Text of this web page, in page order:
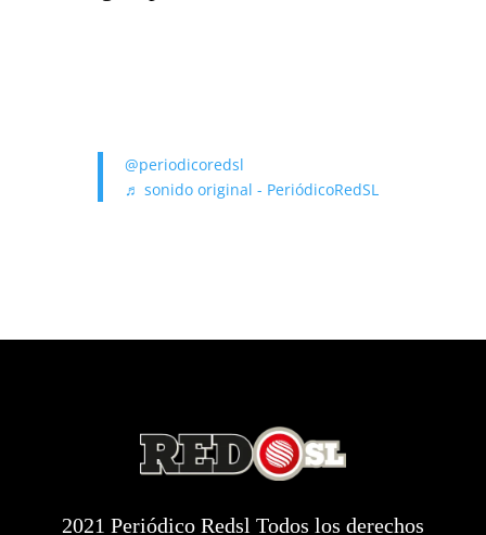
@periodicoredsl
♬ sonido original - PeriódicoRedSL
2021 Periódico Redsl Todos los derechos